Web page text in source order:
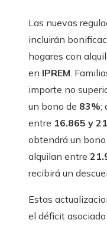
Las nuevas
incluirán
hogares con
en IPREM.
importe no
un bono de 83%;
entre 16.865 y
obtendrá un bono
alquilan entre
recibirá un
Estas
el déficit